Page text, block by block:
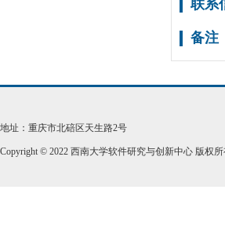
联系
备注
地址：重庆市北碚区天生路2号
Copyright © 2022 西南大学软件研究与创新中心 版权